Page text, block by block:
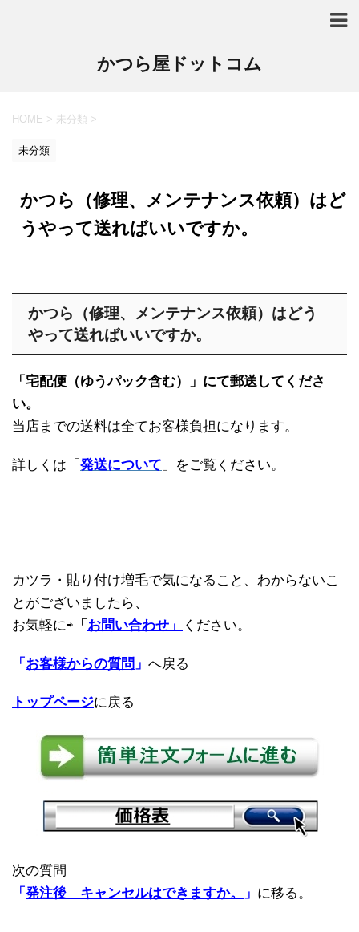
かつら屋ドットコム
HOME > 未分類 >
未分類
かつら（修理、メンテナンス依頼）はど
うやって送ればいいですか。
かつら（修理、メンテナンス依頼）はどう
やって送ればいいですか。
「宅配便（ゆうパック含む）」にて郵送してくださ
い。
当店までの送料は全てお客様負担になります。
詳しくは「 発送について 」をご覧ください。
カツラ・貼り付け増毛で気になること、わからないこ
とがございましたら、
お気軽に⇨ 「 お問い合わせ」 ください。
「 お客様からの質問 」 へ戻る
トップページに戻る
次の質問
「 発注後 キャンセルはできますか。 」 に移る。